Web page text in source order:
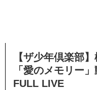
【ザ少年倶楽部
「愛のメモリー
FULL LIVE